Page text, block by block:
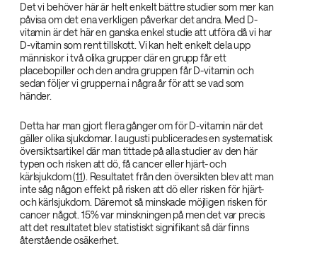
Det vi behöver här är helt enkelt bättre studier som mer kan
påvisa om det ena verkligen påverkar det andra. Med D-
vitamin är det här en ganska enkel studie att utföra då vi har
D-vitamin som rent tillskott. Vi kan helt enkelt dela upp
människor i två olika grupper där en grupp får ett
placebopiller och den andra gruppen får D-vitamin och
sedan följer vi grupperna i några år för att se vad som
händer.
Detta har man gjort flera gånger om för D-vitamin när det
gäller olika sjukdomar. I augusti publicerades en systematisk
översiktsartikel där man tittade på alla studier av den här
typen och risken att dö, få cancer eller hjärt- och
kärlsjukdom (11). Resultatet från den översikten blev att man
inte såg någon effekt på risken att dö eller risken för hjärt-
och kärlsjukdom. Däremot så minskade möjligen risken för
cancer något. 15% var minskningen på men det var precis
att det resultatet blev statistiskt signifikant så där finns
återstående osäkerhet.